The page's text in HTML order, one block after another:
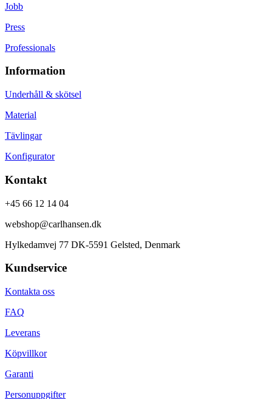
Jobb
Press
Professionals
Information
Underhåll & skötsel
Material
Tävlingar
Konfigurator
Kontakt
+45 66 12 14 04
webshop@carlhansen.dk
Hylkedamvej 77 DK-5591 Gelsted, Denmark
Kundservice
Kontakta oss
FAQ
Leverans
Köpvillkor
Garanti
Personuppgifter